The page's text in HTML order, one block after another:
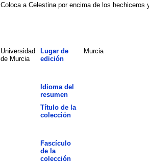
Coloca a Celestina por encima de los
Universidad
de Murcia
Lugar de
edición
Murcia
Idioma del
resumen
Título de la
colección
Fascículo
de la
colección